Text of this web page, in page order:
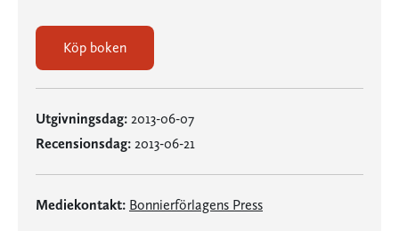
Köp boken
Utgivningsdag: 2013-06-07
Recensionsdag: 2013-06-21
Mediekontakt: Bonnierförlagens Press